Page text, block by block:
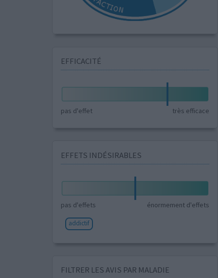
EFFICACITÉ
pas d'effet très efficace
EFFETS INDÉSIRABLES
pas d'effets énormement d'effets
addictif
FILTRER LES AVIS PAR MALADIE